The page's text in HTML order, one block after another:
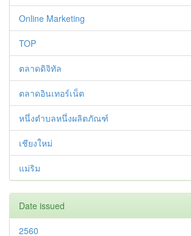
Online Marketing
TOP
ตลาดดิจิทัล
ตลาดอินเทอร์เน็ต
หนึ่งตำบลหนึ่งผลิตภัณฑ์
เชียงใหม่
แม่ริม
Date issued
2560